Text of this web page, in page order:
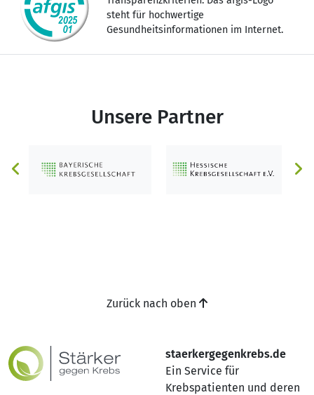
steht für hochwertige
Gesundheitsinformationen im Internet.
Unsere Partner
staerkergegenkrebs.de
Ein Service für
Krebspatienten und deren
Zurück nach oben